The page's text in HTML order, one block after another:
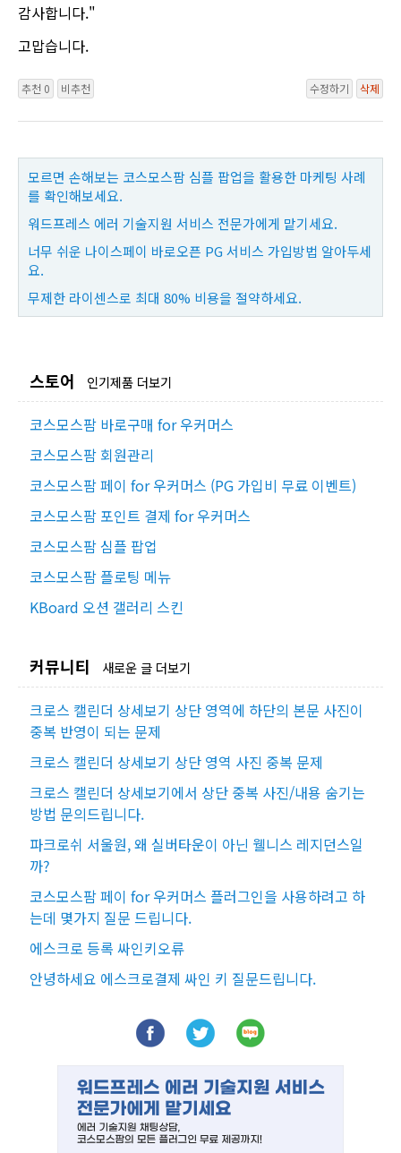
감사합니다."
고맙습니다.
추천 0 비추천 수정하기 삭제
모르면 손해보는 코스모스팜 심플 팝업을 활용한 마케팅 사례
를 확인해보세요.
워드프레스 에러 기술지원 서비스 전문가에게 맡기세요.
너무 쉬운 나이스페이 바로오픈 PG 서비스 가입방법 알아두세
요.
무제한 라이센스로 최대 80% 비용을 절약하세요.
스토어 인기제품 더보기
코스모스팜 바로구매 for 우커머스
코스모스팜 회원관리
코스모스팜 페이 for 우커머스 (PG 가입비 무료 이벤트)
코스모스팜 포인트 결제 for 우커머스
코스모스팜 심플 팝업
코스모스팜 플로팅 메뉴
KBoard 오션 갤러리 스킨
커뮤니티 새로운 글 더보기
크로스 캘린더 상세보기 상단 영역에 하단의 본문 사진이
중복 반영이 되는 문제
크로스 캘린더 상세보기 상단 영역 사진 중복 문제
크로스 캘린더 상세보기에서 상단 중복 사진/내용 숨기는
방법 문의드립니다.
파크로쉬 서울원, 왜 실버타운이 아닌 웰니스 레지던스일
까?
코스모스팜 페이 for 우커머스 플러그인을 사용하려고 하
는데 몇가지 질문 드립니다.
에스크로 등록 싸인키오류
안녕하세요 에스크로결제 싸인 키 질문드립니다.